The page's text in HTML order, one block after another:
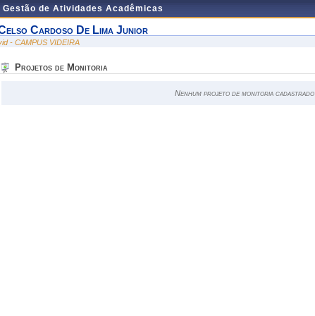
de Atividades Acadêmicas
Cardoso De Lima Junior
- CAMPUS VIDEIRA
Projetos de Monitoria
Nenhum projeto de monitoria cadastrado